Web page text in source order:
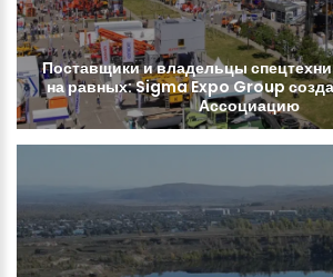
Поставщикиивладельцы
наравных:SigmaExpoGroup
Ассоциацию